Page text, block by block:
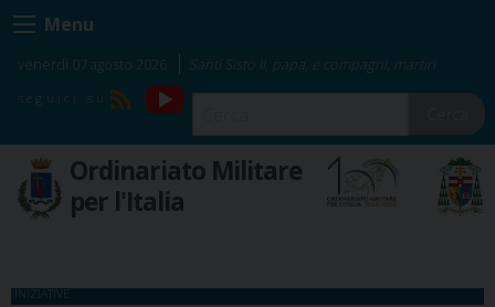
Skip
to
content
Menu
venerdì 07 agosto 2026 Santi Sisto II, papa, e compagni, martiri
RSS
YouTube
Ordinariato Militare
per l'Italia
INIZIATIVE